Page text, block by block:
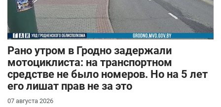
Рано утром в Гродно задержали
мотоциклиста: на транспортном
средстве не было номеров. Но на 5 лет
его лишат прав не за это
07 августа 2026